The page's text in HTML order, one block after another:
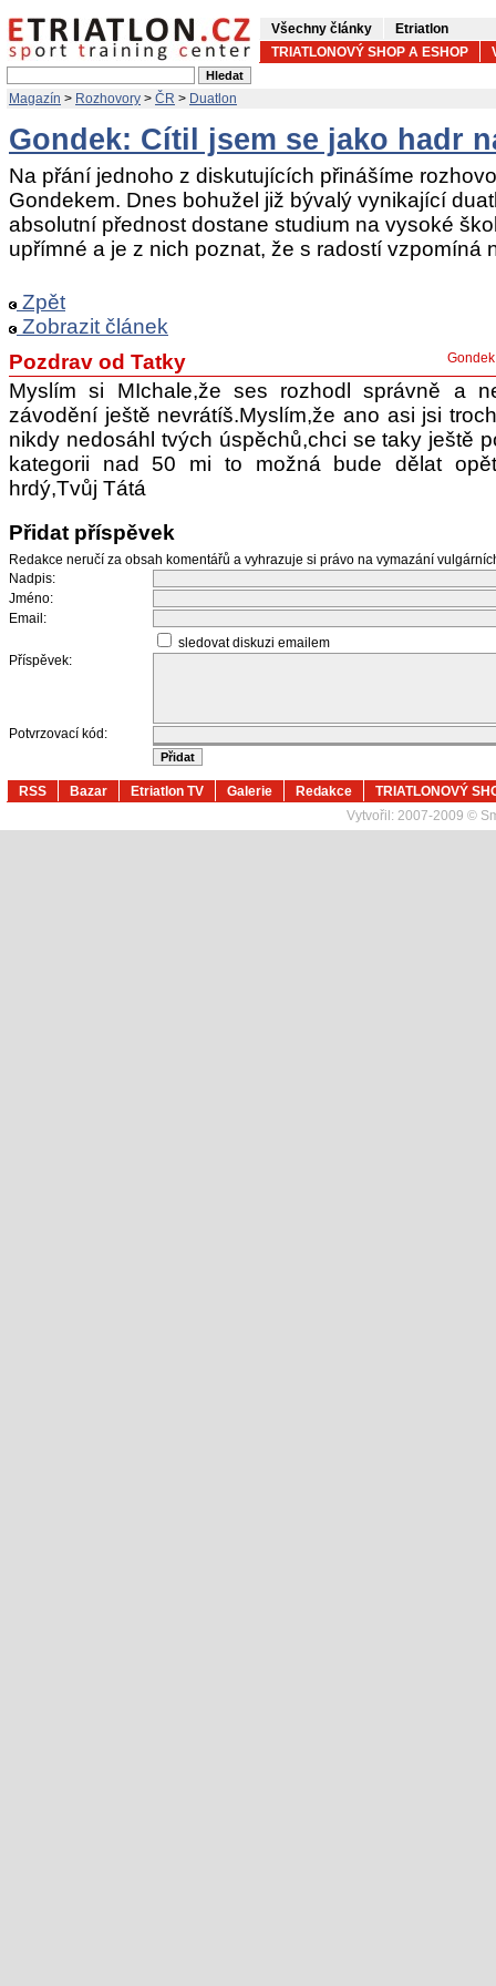
Všechny články
Etriatlon
TRIATLONOVÝ SHOP A ESHOP
Magazín > Rozhovory > ČR > Duatlon
Gondek: Cítil jsem se jako hadr
Na přání jednoho z diskutujících přinášíme
Gondekem. Dnes bohužel již bývalý vynikající
absolutní přednost dostane studium na vysoké
upřímné a je z nich poznat, že s radostí vzpomíná
Zpět
Zobrazit článek
Pozdrav od Tatky
Myslím si MIchale,že ses rozhodl správně a
závodění ještě nevrátíš.Myslím,že ano asi jsi
nikdy nedosáhl tvých úspěchů,chci se taky ještě
kategorii nad 50 mi to možná bude dělat
hrdý,Tvůj Tátá
Přidat příspěvek
Redakce neručí za obsah komentářů a vyhrazuje si právo na vymazání
Nadpis:
Jméno:
Email:
sledovat diskuzi emailem
Příspěvek:
Potvrzovací kód:
RSS Bazar Etriatlon TV Galerie Redakce
TRIATLONOVÝ
Vytvořil: 2007-2009 ©